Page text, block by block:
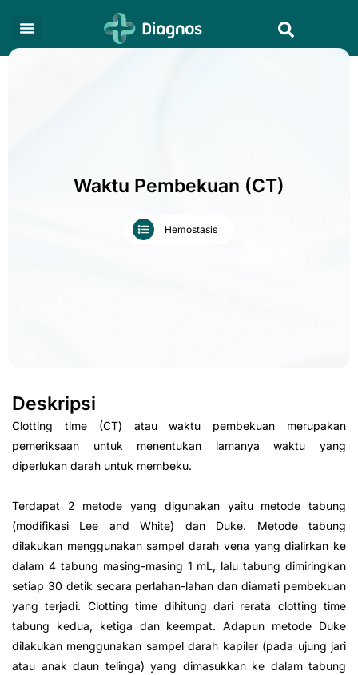
content
Waktu Pembekuan (CT)
Hemostasis
Deskripsi
Clotting time (CT) atau waktu pembekuan merupakan
pemeriksaan untuk menentukan lamanya waktu yang
diperlukan darah untuk membeku.
Terdapat 2 metode yang digunakan yaitu metode tabung
(modifikasi Lee and White) dan Duke. Metode tabung
dilakukan menggunakan sampel darah vena yang dialirkan ke
dalam 4 tabung masing-masing 1 mL, lalu tabung dimiringkan
setiap 30 detik secara perlahan-lahan dan diamati pembekuan
yang terjadi. Clotting time dihitung dari rerata clotting time
tabung kedua, ketiga dan keempat. Adapun metode Duke
dilakukan menggunakan sampel darah kapiler (pada ujung jari
atau anak daun telinga) yang dimasukkan ke dalam tabung